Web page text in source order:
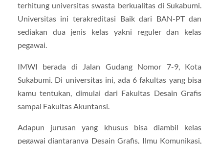
terhitung universitas swasta berkualitas di Sukabumi.
Universitas ini terakreditasi Baik dari BAN-PT dan
sediakan dua jenis kelas yakni reguler dan kelas
pegawai.
IMWI berada di Jalan Gudang Nomor 7-9, Kota
Sukabumi. Di universitas ini, ada 6 fakultas yang bisa
kamu tentukan, dimulai dari Fakultas Desain Grafis
sampai Fakultas Akuntansi.
Adapun jurusan yang khusus bisa diambil kelas
pegawai diantaranya Desain Grafis, Ilmu Komunikasi,